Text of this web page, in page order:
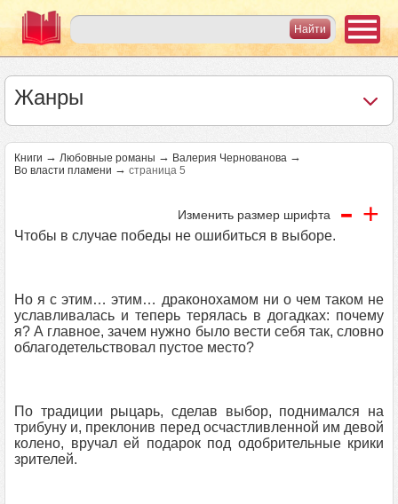
Жанры
Книги → Любовные романы → Валерия Чернованова →
Во власти пламени → страница 5
Изменить размер шрифта - +
Чтобы в случае победы не ошибиться в выборе.
Но я с этим… этим… драконохамом ни о чем таком не
уславливалась и теперь терялась в догадках: почему
я? А главное, зачем нужно было вести себя так, словно
облагодетельствовал пустое место?
По традиции рыцарь, сделав выбор, поднимался на
трибуну и, преклонив перед осчастливленной им девой
колено, вручал ей подарок под одобрительные крики
зрителей.